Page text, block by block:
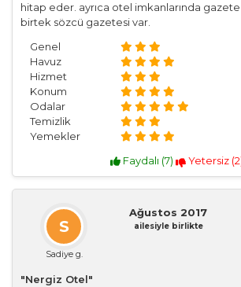
hitap eder. ayrıca otel imkanlarında
birtek sözcü gazetesi var.
Genel
Havuz
Hizmet
Konum
Odalar
Temizlik
Yemekler
Faydalı (7) Yetersiz (2
S
Sadiye g.
Ağustos 2017
ailesiyle birlikte
"Nergiz Otel"